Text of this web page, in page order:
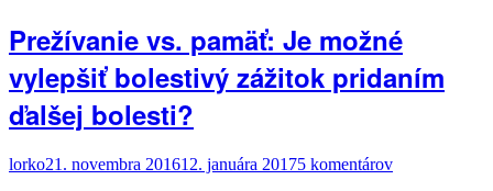
Prežívanie vs. pamäť: Je možné
vylepšiť bolestivý zážitok pridaním
ďalšej bolesti?
lorko21. novembra 201612. januára 20175 komentárov